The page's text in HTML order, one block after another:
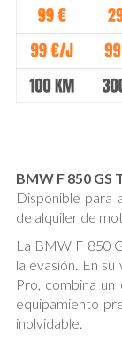
BMW F 850 GS
Disponible para
de alquiler de
La BMW F 850
la evasión. En
Pro, combina
equipamiento
inolvidable.